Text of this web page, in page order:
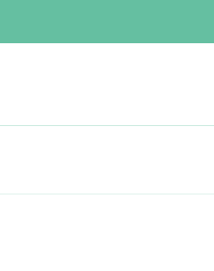
Center